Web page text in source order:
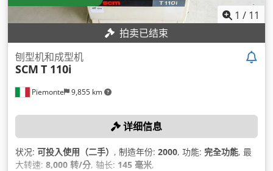
1 / 11
拍卖已结束
Piemonte 9,855 km
刨型机和成型机
SCM T 110i
详细信息
状况: 可投入使用（二手） , 制造年份: 2000, 功能: 完全功能, 最
大转速: 8,000 转/分, 轴长: 145 毫米,